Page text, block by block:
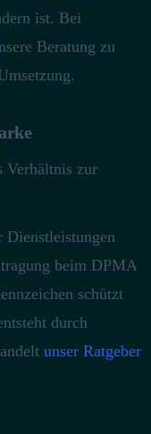
ist. Bei
Beratung zu
Verhältnis zur
Dienstleistungen
beim DPMA
schützt
durch
unser Ratgeber